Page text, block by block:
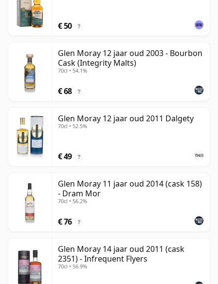
€ 50 ?
Glen Moray 12 jaar oud 2003 - Bourbon
Cask (Integrity Malts)
70cl • 54.1%
€ 68 ?
Glen Moray 12 jaar oud 2011 Dalgety
70cl • 52.5%
€ 49 ?
Glen Moray 11 jaar oud 2014 (cask 158)
- Dram Mor
70cl • 56.2%
€ 76 ?
Glen Moray 14 jaar oud 2011 (cask
2351) - Infrequent Flyers
70cl • 56.9%